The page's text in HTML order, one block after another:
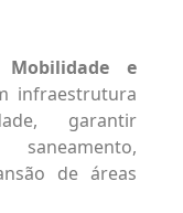
Mobilidade e
infraestrutura
garantir
de áreas